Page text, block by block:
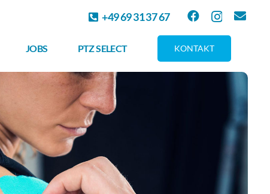
+49 69 31 37 67
JOBS PTZ SELECT KONTAKT